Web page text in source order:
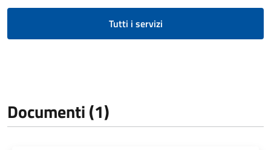
Tutti i servizi
Documenti (1)